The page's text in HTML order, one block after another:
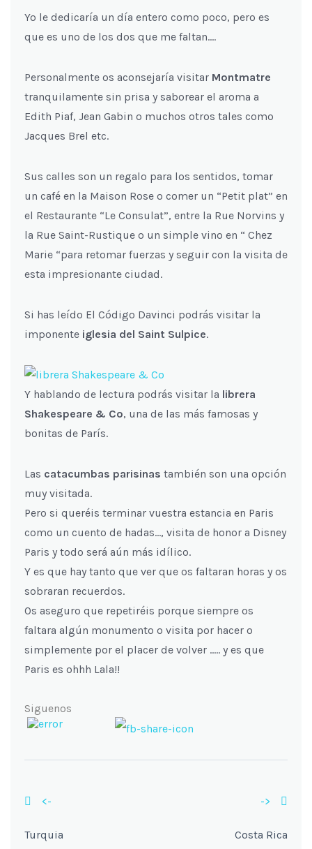
Yo le dedicaría un día entero como poco, pero es
que es uno de los dos que me faltan….
Personalmente os aconsejaría visitar Montmatre
tranquilamente sin prisa y saborear el aroma a
Edith Piaf, Jean Gabin o muchos otros tales como
Jacques Brel etc.
Sus calles son un regalo para los sentidos, tomar
un café en la Maison Rose o comer un “Petit plat” en
el Restaurante “Le Consulat”, entre la Rue Norvins y
la Rue Saint-Rustique o un simple vino en “ Chez
Marie “para retomar fuerzas y seguir con la visita de
esta impresionante ciudad.
Si has leído El Código Davinci podrás visitar la
imponente iglesia del Saint Sulpice.
Y hablando de lectura podrás visitar la librera
Shakespeare & Co, una de las más famosas y
bonitas de París.
Las catacumbas parisinas también son una opción
muy visitada.
Pero si queréis terminar vuestra estancia en Paris
como un cuento de hadas…, visita de honor a Disney
Paris y todo será aún más idílico.
Y es que hay tanto que ver que os faltaran horas y os
sobraran recuerdos.
Os aseguro que repetiréis porque siempre os
faltara algún monumento o visita por hacer o
simplemente por el placer de volver ….. y es que
Paris es ohhh Lala!!
Siguenos
<-
Turquia
->
Costa Rica